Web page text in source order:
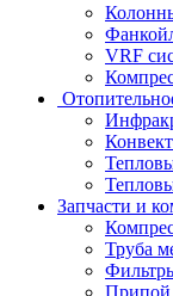
VRF
Запчасти и
Труба
Припой